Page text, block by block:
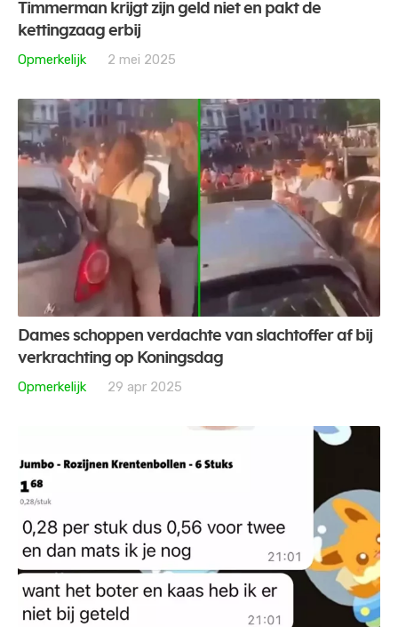
Timmerman krijgt zijn geld niet en pakt de
kettingzaag erbij
Opmerkelijk
2 mei 2025
Dames schoppen verdachte van slachtoffer af bij
verkrachting op Koningsdag
Opmerkelijk
29 apr 2025